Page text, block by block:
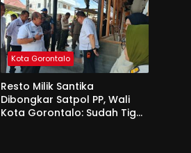
Kota Gorontalo
Resto Milik Santika
Dibongkar Satpol PP, Wali
Kota Gorontalo: Sudah Tiga